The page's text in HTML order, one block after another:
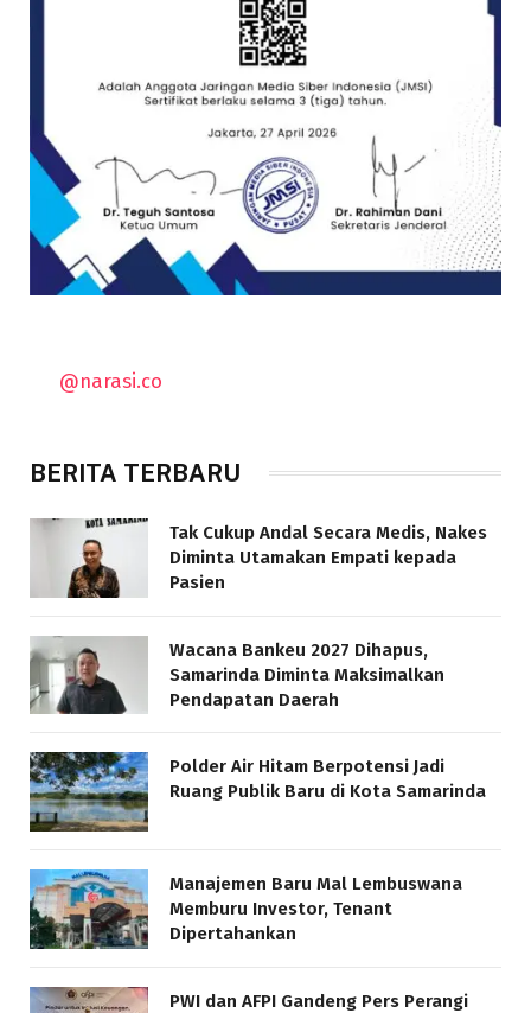
@narasi.co
BERITA TERBARU
Tak Cukup Andal Secara Medis, Nakes
Diminta Utamakan Empati kepada
Pasien
Wacana Bankeu 2027 Dihapus,
Samarinda Diminta Maksimalkan
Pendapatan Daerah
Polder Air Hitam Berpotensi Jadi
Ruang Publik Baru di Kota Samarinda
Manajemen Baru Mal Lembuswana
Memburu Investor, Tenant
Dipertahankan
PWI dan AFPI Gandeng Pers Perangi